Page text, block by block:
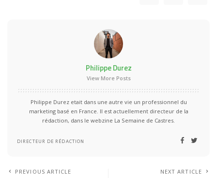
Philippe Durez
View More Posts
Philippe Durez etait dans une autre vie un professionnel du
marketing basé en France. Il est actuellement directeur de la
rédaction, dans le webzine La Semaine de Castres.
DIRECTEUR DE RÉDACTION
PREVIOUS ARTICLE NEXT ARTICLE